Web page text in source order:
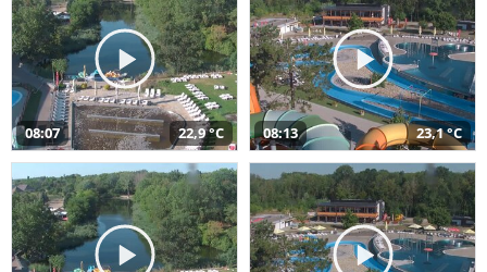
08:07 22,9 °C 08:13 23,1 °C